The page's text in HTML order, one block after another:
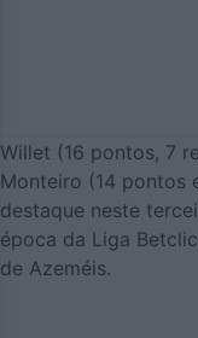
Willet (16 pontos, 7
Monteiro (14 pontos
destaque neste
época da Liga
de Azeméis.